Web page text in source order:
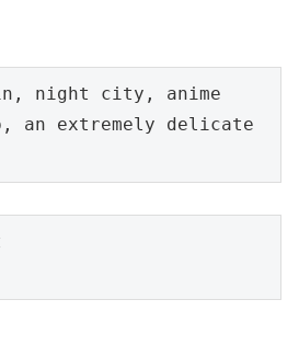
night city, anime
an extremely delicate